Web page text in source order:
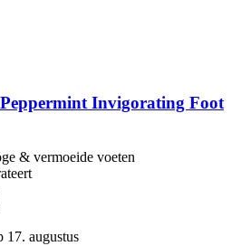
Peppermint Invigorating Foot
& vermoeide voeten
augustus